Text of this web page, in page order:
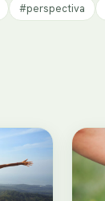
#perspectiva